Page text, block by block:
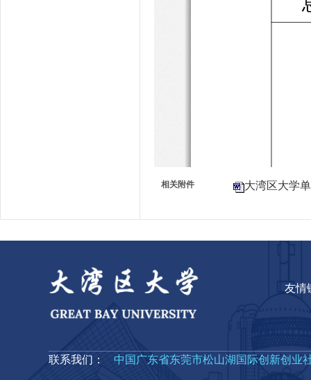
相关附件 大湾区大学
友情
联系我们： 中国广东省东莞市松山湖国际创新创业